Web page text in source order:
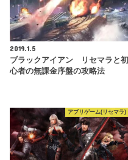
2019.1.5
ブラックアイアン リセマラと初
心者の無課金序盤の攻略法
アプリゲーム(リセマラ)